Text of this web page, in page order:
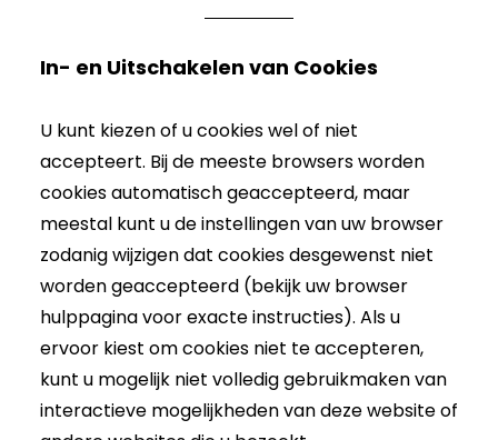
In- en Uitschakelen van Cookies
U kunt kiezen of u cookies wel of niet
accepteert. Bij de meeste browsers worden
cookies automatisch geaccepteerd, maar
meestal kunt u de instellingen van uw browser
zodanig wijzigen dat cookies desgewenst niet
worden geaccepteerd (bekijk uw browser
hulppagina voor exacte instructies). Als u
ervoor kiest om cookies niet te accepteren,
kunt u mogelijk niet volledig gebruikmaken van
interactieve mogelijkheden van deze website of